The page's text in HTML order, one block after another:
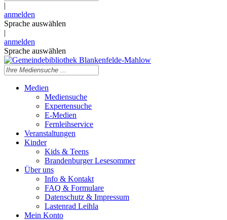
|
anmelden
Sprache auswählen
|
anmelden
Sprache auswählen
Medien
Mediensuche
Expertensuche
E-Medien
Fernleihservice
Veranstaltungen
Kinder
Kids & Teens
Brandenburger Lesesommer
Über uns
Info & Kontakt
FAQ & Formulare
Datenschutz & Impressum
Lastenrad Leihla
Mein Konto